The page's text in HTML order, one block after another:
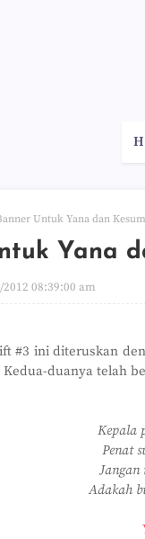
Untuk Yana dan
Yana
2012 08:39:00 am
#3 ini diteruskan
duanya telah
Kepala
Penat
Adakah